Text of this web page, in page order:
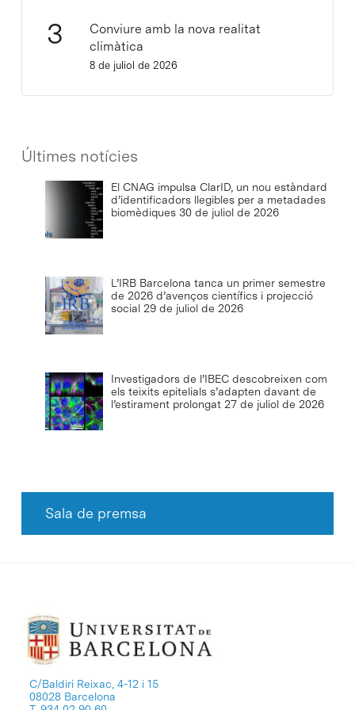
Conviure amb la nova realitat
climàtica
8 de juliol de 2026
Últimes notícies
El CNAG impulsa ClarID, un nou estàndard
d’identificadors llegibles per a metadades
biomèdiques 30 de juliol de 2026
L’IRB Barcelona tanca un primer semestre
de 2026 d’avenços científics i projecció
social 29 de juliol de 2026
Investigadors de l’IBEC descobreixen com
els teixits epitelials s’adapten davant de
l’estirament prolongat 27 de juliol de 2026
Sala de premsa
C/Baldiri Reixac, 4-12 i 15
08028 Barcelona